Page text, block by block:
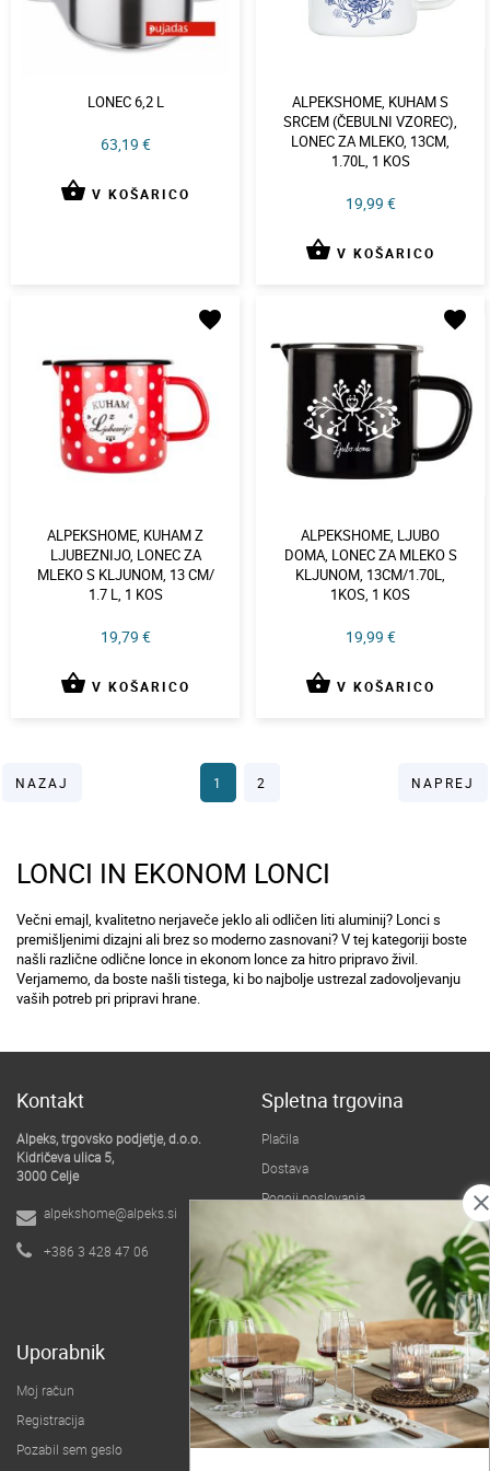
LONEC 6,2 L
63,19 €
shopping_basket V KOŠARICO
ALPEKSHOME, KUHAM S
SRCEM (ČEBULNI VZOREC),
LONEC ZA MLEKO, 13CM,
1.70L, 1 KOS
19,99 €
shopping_basket V KOŠARICO
favorite
ALPEKSHOME, KUHAM Z
LJUBEZNIJO, LONEC ZA
MLEKO S KLJUNOM, 13 CM/
1.7 L, 1 KOS
19,79 €
shopping_basket V KOŠARICO
favorite
ALPEKSHOME, LJUBO
DOMA, LONEC ZA MLEKO S
KLJUNOM, 13CM/1.70L,
1KOS, 1 KOS
19,99 €
shopping_basket V KOŠARICO
NAZAJ 1 2 NAPREJ
LONCI IN EKONOM LONCI
Večni emajl, kvalitetno nerjaveče jeklo ali odličen liti aluminij? Lonci s
premišljenimi dizajni ali brez so moderno zasnovani? V tej kategoriji boste
našli različne odlične lonce in ekonom lonce za hitro pripravo živil.
Verjamemo, da boste našli tistega, ki bo najbolje ustrezal zadovoljevanju
vaših potreb pri pripravi hrane.
Kontakt
Alpeks, trgovsko podjetje, d.o.o.
Kidričeva ulica 5,
3000 Celje
alpekshome@alpeks.si
+386 3 428 47 06
Spletna trgovina
Plačila
Dostava
Pogoji poslovanja
O podjetju
Uporabnik
Moj račun
Registracija
Pozabil sem geslo